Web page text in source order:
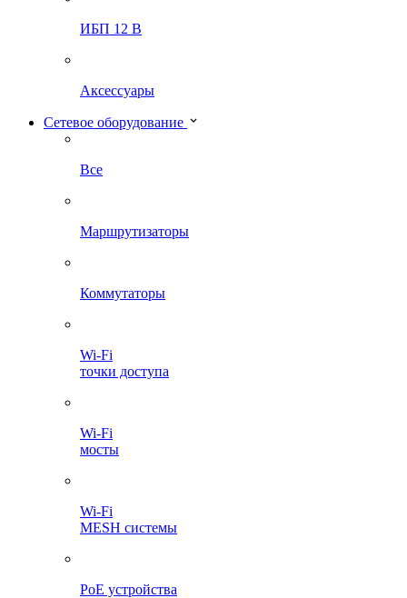
ИБП 12 В
Аксессуары
Сетевое оборудование
Все
Маршрутизаторы
Коммутаторы
Wi-Fi
точки доступа
Wi-Fi
мосты
Wi-Fi
MESH системы
PoE устройства